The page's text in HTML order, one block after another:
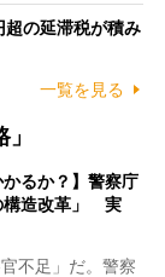
の延滞税が積み
一覧を見る
かるか？】警察庁
構造改革」 実
不足」だ。警察